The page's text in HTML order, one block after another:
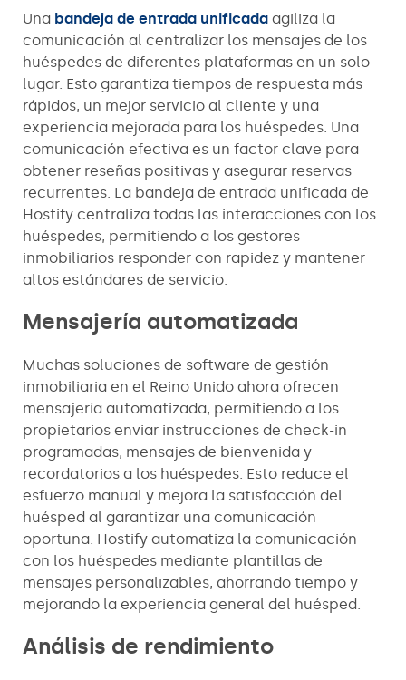
Una bandeja de entrada unificada agiliza la
comunicación al centralizar los mensajes de los
huéspedes de diferentes plataformas en un solo
lugar. Esto garantiza tiempos de respuesta más
rápidos, un mejor servicio al cliente y una
experiencia mejorada para los huéspedes. Una
comunicación efectiva es un factor clave para
obtener reseñas positivas y asegurar reservas
recurrentes. La bandeja de entrada unificada de
Hostify centraliza todas las interacciones con los
huéspedes, permitiendo a los gestores
inmobiliarios responder con rapidez y mantener
altos estándares de servicio.
Mensajería automatizada
Muchas soluciones de software de gestión
inmobiliaria en el Reino Unido ahora ofrecen
mensajería automatizada, permitiendo a los
propietarios enviar instrucciones de check-in
programadas, mensajes de bienvenida y
recordatorios a los huéspedes. Esto reduce el
esfuerzo manual y mejora la satisfacción del
huésped al garantizar una comunicación
oportuna. Hostify automatiza la comunicación
con los huéspedes mediante plantillas de
mensajes personalizables, ahorrando tiempo y
mejorando la experiencia general del huésped.
Análisis de rendimiento